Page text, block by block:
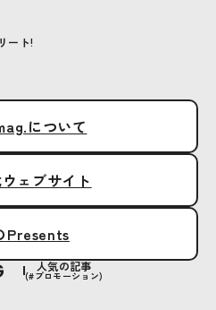
ート!
について
ェブサイト
Presents
人気の記事
(#プロモーション)